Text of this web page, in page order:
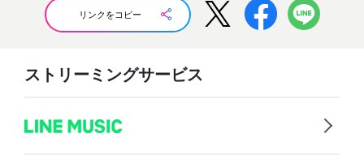
リンクをコピー
ストリーミングサービス